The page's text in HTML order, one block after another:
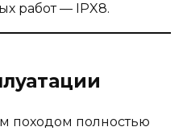
работ — IPX8.
походом полностью